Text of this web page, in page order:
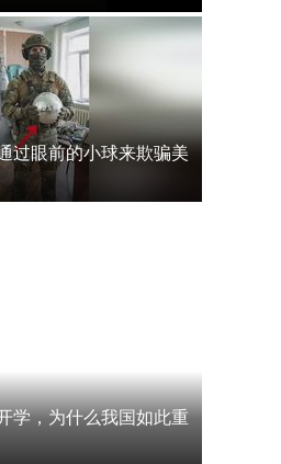
过眼前的小球来欺骗美
学，为什么我国如此重